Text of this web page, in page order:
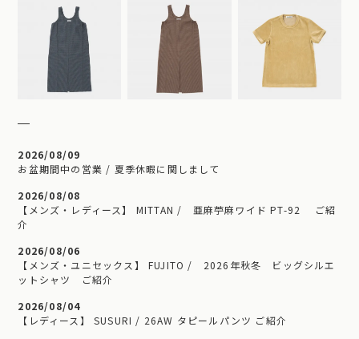
2026/08/09
お盆期間中の営業 / 夏季休暇に関しまして
2026/08/08
【メンズ・レディース】 MITTAN / 亜麻苧麻ワイド PT-92 ご紹
介
2026/08/06
【メンズ・ユニセックス】 FUJITO / 2026年秋冬 ビッグシルエ
ットシャツ ご紹介
2026/08/04
【レディース】 SUSURI / 26AW タピールパンツ ご紹介